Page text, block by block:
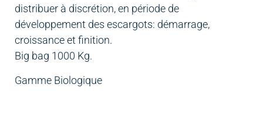
distribuer à discrétion, en période de
développement des escargots: démarrage,
croissance et finition.
Big bag 1000 Kg.
Gamme Biologique